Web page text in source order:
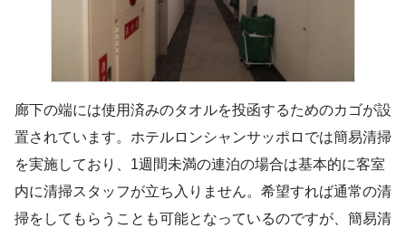
廊下の端には使用済みのタオルを投函するためのカゴが設
置されています。ホテルロンシャンサッポロでは簡易清掃
を実施しており、1週間未満の連泊の場合は基本的に客室
内に清掃スタッフが立ち入りません。希望すれば通常の清
掃をしてもらうことも可能となっているのですが、簡易清